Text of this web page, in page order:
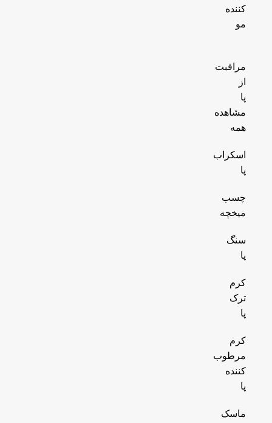
کننده
مو
مراقبت
از
پا
مشاهده
همه
اسکراب
پا
چسب
میخچه
سنگ
پا
کرم
ترک
پا
کرم
مرطوب
کننده
پا
ماسک